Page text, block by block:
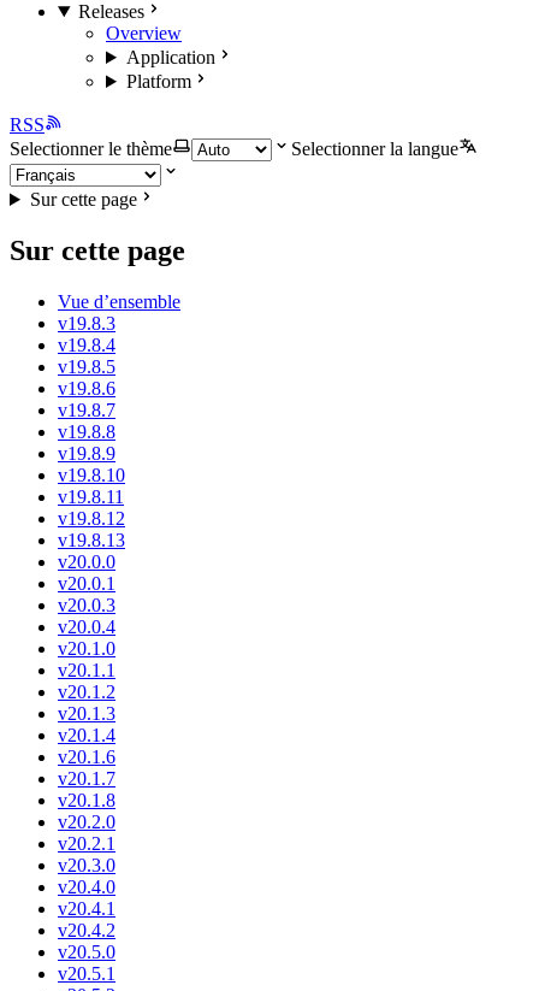
Releases
Overview
Application
Platform
RSS
Selectionner le thème
Selectionner la langue
Sur cette page
Sur cette page
Vue d’ensemble
v19.8.3
v19.8.4
v19.8.5
v19.8.6
v19.8.7
v19.8.8
v19.8.9
v19.8.10
v19.8.11
v19.8.12
v19.8.13
v20.0.0
v20.0.1
v20.0.3
v20.0.4
v20.1.0
v20.1.1
v20.1.2
v20.1.3
v20.1.4
v20.1.6
v20.1.7
v20.1.8
v20.2.0
v20.2.1
v20.3.0
v20.4.0
v20.4.1
v20.4.2
v20.5.0
v20.5.1